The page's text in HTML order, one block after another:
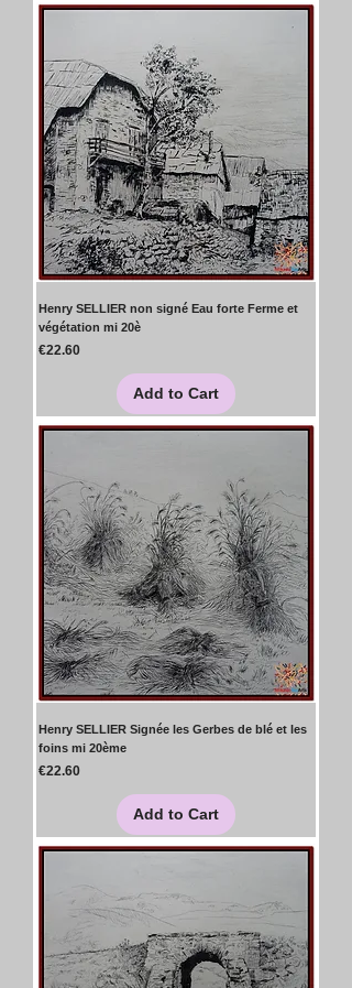
Henry SELLIER non signé Eau forte Ferme et
végétation mi 20è
Price
€22.60
Add to Cart
Henry SELLIER Signée les Gerbes de blé et les
foins mi 20ème
Price
€22.60
Add to Cart